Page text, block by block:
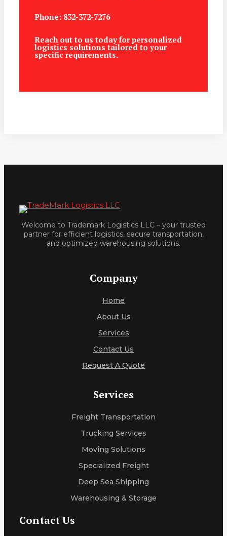
Phone: 832-372-7276
Reach out to us today for personalized
logistics solutions tailored to your
specific requirements.
Welcome to Trademark Logistics LLC – your trusted
partner for efficient logistics, secure transportation,
and optimized warehousing solutions.
Company
Home
About Us
Services
Contact Us
Request A Quote
Services
Freight Transportation
Trucking Services
Moving Solutions
Specialized Freight
Deep Sea Shipping
Warehousing & Storage
Contact Us